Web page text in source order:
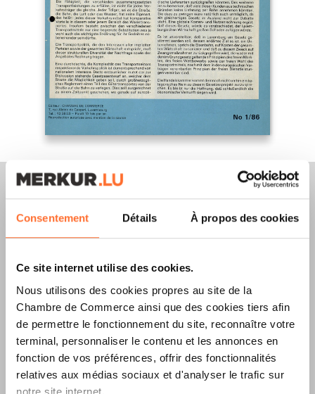
Consentement Détails À propos des cookies
Ce site internet utilise des cookies.
Nous utilisons des cookies propres au site de la
Chambre de Commerce ainsi que des cookies tiers afin
de permettre le fonctionnement du site, reconnaître votre
terminal, personnaliser le contenu et les annonces en
fonction de vos préférences, offrir des fonctionnalités
relatives aux médias sociaux et d'analyser le trafic sur
notre site internet.
Merkur Magazine
L’ÉDITIONÉTÉ
2026EST
DISPONIBLE !